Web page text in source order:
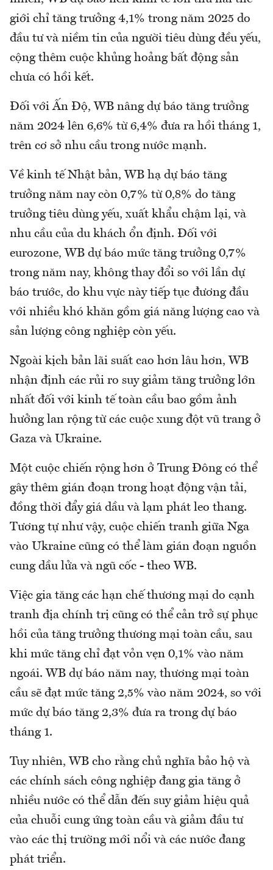
giới chỉ tăng trưởng 4,1% trong năm 2025 do
đầu tư và niềm tin của người tiêu dùng đều yếu,
cộng thêm cuộc khủng hoảng bất động sản
chưa có hồi kết.
Đối với Ấn Độ, WB nâng dự báo tăng trưởng
năm 2024 lên 6,6% từ 6,4% đưa ra hồi tháng 1,
trên cơ sở nhu cầu trong nước mạnh.
Về kinh tế Nhật bản, WB hạ dự báo tăng
trưởng năm nay còn 0,7% từ 0,8% do tăng
trưởng tiêu dùng yếu, xuất khẩu chậm lại, và
nhu cầu của du khách ổn định. Đối với
eurozone, WB dự báo mức tăng trưởng 0,7%
trong năm nay, không thay đổi so với lần dự
báo trước, do khu vực này tiếp tục đương đầu
với nhiều khó khăn gồm giá năng lượng cao và
sản lượng công nghiệp còn yếu.
Ngoài kịch bản lãi suất cao hơn lâu hơn, WB
nhận định các rủi ro suy giảm tăng trưởng lớn
nhất đối với kinh tế toàn cầu bao gồm ảnh
hưởng lan rộng từ các cuộc xung đột vũ trang ở
Gaza và Ukraine.
Một cuộc chiến rộng hơn ở Trung Đông có thể
gây thêm gián đoạn trong hoạt động vận tải,
đồng thời đẩy giá dầu và lạm phát leo thang.
Tương tự như vậy, cuộc chiến tranh giữa Nga
vào Ukraine cũng có thể làm gián đoạn nguồn
cung dầu lửa và ngũ cốc - theo WB.
Việc gia tăng các hạn chế thương mại do cạnh
tranh địa chính trị cũng có thể cản trở sự phục
hồi của tăng trưởng thương mại toàn cầu, sau
khi mức tăng chỉ đạt vỏn vẹn 0,1% vào năm
ngoái. WB dự báo năm nay, thương mại toàn
cầu sẽ đạt mức tăng 2,5% vào năm 2024, so với
mức dự báo tăng 2,3% đưa ra trong dự báo
tháng 1.
Tuy nhiên, WB cho rằng chủ nghĩa bảo hộ và
các chính sách công nghiệp đang gia tăng ở
nhiều nước có thể dẫn đến suy giảm hiệu quả
của chuỗi cung ứng toàn cầu và giảm đầu tư
vào các thị trường mới nổi và các nước đang
phát triển.